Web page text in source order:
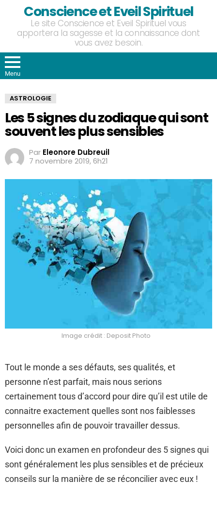
Conscience et Eveil Spirituel
Le site Conscience et Eveil Spirituel vous
apportera la sagesse et la connaissance dont
vous avez besoin.
Menu
ASTROLOGIE
Les 5 signes du zodiaque qui sont
souvent les plus sensibles
Par Eleonore Dubreuil
7 novembre 2019, 6h21
Image crédit : Deposit Photo
Tout le monde a ses défauts, ses qualités, et
personne n’est parfait, mais nous serions
certainement tous d’accord pour dire qu’il est utile de
connaitre exactement quelles sont nos faiblesses
personnelles afin de pouvoir travailler dessus.
Voici donc un examen en profondeur des 5 signes qui
sont généralement les plus sensibles et de précieux
conseils sur la manière de se réconcilier avec eux !